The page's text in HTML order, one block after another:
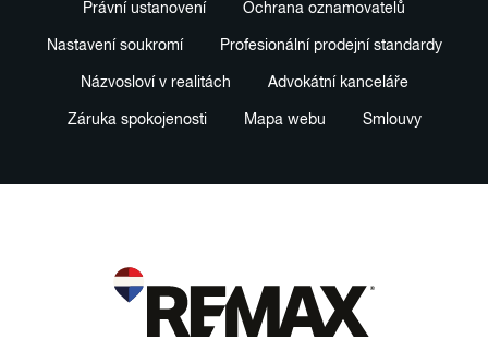
Právní ustanovení Ochrana oznamovatelů
Nastavení soukromí Profesionální prodejní standardy
Názvosloví v realitách Advokátní kanceláře
Záruka spokojenosti Mapa webu Smlouvy